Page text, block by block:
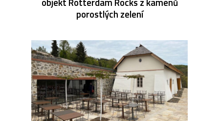
porostlých zelení